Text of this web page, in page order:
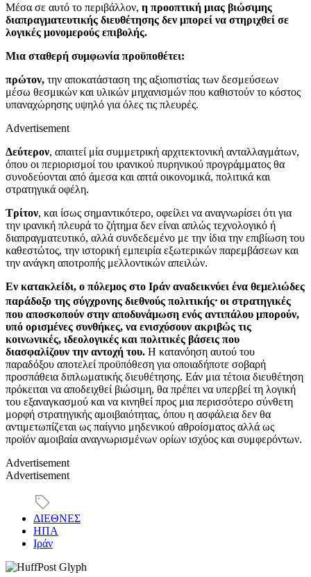
Μέσα σε αυτό το περιβάλλον, η προοπτική μιας βιώσιμης
διαπραγματευτικής διευθέτησης δεν μπορεί να στηριχθεί σε
λογικές μονομερούς επιβολής.
Μια σταθερή συμφωνία προϋποθέτει:
πρώτον, την αποκατάσταση της αξιοπιστίας των δεσμεύσεων
μέσω θεσμικών και υλικών μηχανισμών που καθιστούν το κόστος
υπαναχώρησης υψηλό για όλες τις πλευρές.
Advertisement
Δεύτερον, απαιτεί μία συμμετρική αρχιτεκτονική ανταλλαγμάτων,
όπου οι περιορισμοί του ιρανικού πυρηνικού προγράμματος θα
συνοδεύονται από άμεσα και απτά οικονομικά, πολιτικά και
στρατηγικά οφέλη.
Τρίτον, και ίσως σημαντικότερο, οφείλει να αναγνωρίσει ότι για
την ιρανική πλευρά το ζήτημα δεν είναι απλώς τεχνολογικό ή
διαπραγματευτικό, αλλά συνδεδεμένο με την ίδια την επιβίωση του
καθεστώτος, την ιστορική εμπειρία εξωτερικών παρεμβάσεων και
την ανάγκη αποτροπής μελλοντικών απειλών.
Εν κατακλείδι, ο πόλεμος στο Ιράν αναδεικνύει ένα θεμελιώδες
παράδοξο της σύγχρονης διεθνούς πολιτικής⸱ οι στρατηγικές
που αποσκοπούν στην αποδυνάμωση ενός αντιπάλου μπορούν,
υπό ορισμένες συνθήκες, να ενισχύσουν ακριβώς τις
κοινωνικές, ιδεολογικές και πολιτικές βάσεις που
διασφαλίζουν την αντοχή του. Η κατανόηση αυτού του
παραδόξου αποτελεί προϋπόθεση για οποιαδήποτε σοβαρή
προσπάθεια διπλωματικής διευθέτησης. Εάν μια τέτοια διευθέτηση
πρόκειται να αποδειχθεί βιώσιμη, θα πρέπει να υπερβεί τη λογική
του εξαναγκασμού και να κινηθεί προς μια περισσότερο σύνθετη
μορφή στρατηγικής αμοιβαιότητας, όπου η ασφάλεια δεν θα
αντιμετωπίζεται ως παίγνιο μηδενικού αθροίσματος αλλά ως
προϊόν αμοιβαία αναγνωρισμένων ορίων ισχύος και συμφερόντων.
Advertisement
Advertisement
ΔΙΕΘΝΕΣ
ΗΠΑ
Ιράν